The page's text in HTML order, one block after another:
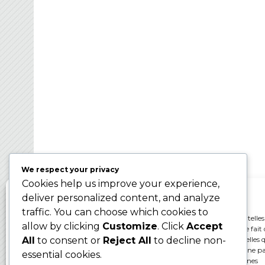
Gérer le consentement aux cookies
Pour offrir les meilleures expériences, nous utilisons des technologies
cookies pour stocker et/ou accéder aux informations des appareils. Le fait
consentir à ces technologies nous permettra de traiter des données telles
comportement de navigation ou les ID uniques sur ce site. Le fait de ne
ou de retirer son consentement peut avoir un effet négatif sur certaines
We respect your privacy
Cookies help us improve your experience,
deliver personalized content, and analyze
traffic. You can choose which cookies to
allow by clicking Customize. Click Accept
All to consent or Reject All to decline non-
essential cookies.